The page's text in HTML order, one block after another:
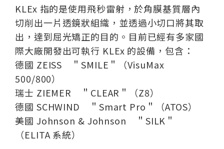
KLEx 指的是使用飛秒雷射，於角膜基質層內
切削出一片透鏡狀組織，並透過小切口將其取
出，達到屈光矯正的目的。目前已經有多家國
際大廠開發出可執行 KLEx 的設備，包含：
德國 ZEISS ＂SMILE＂（VisuMax
500/800）
瑞士 ZIEMER ＂CLEAR＂（Z8）
德國 SCHWIND ＂Smart Pro＂（ATOS）
美國 Johnson & Johnson ＂SILK＂
（ELITA 系統）